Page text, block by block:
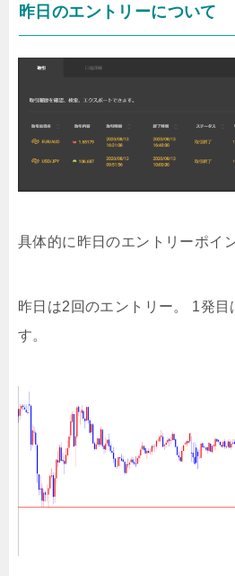
昨日のエントリーについて
具体的に昨日のエントリーポイ
昨日は2回のエントリー。 1発
す。